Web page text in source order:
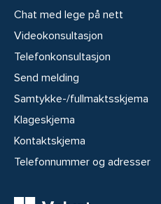
Chat med lege på nett
Videokonsultasjon
Telefonkonsultasjon
Send melding
Samtykke-/fullmaktsskjema
Klageskjema
Kontaktskjema
Telefonnummer og adresser